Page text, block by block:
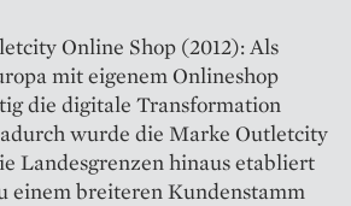
Online Shop (2012): Als
mit eigenem Onlineshop
die digitale Transformation
wurde die Marke Outletcity
Landesgrenzen hinaus etabliert
einem breiteren Kundenstamm